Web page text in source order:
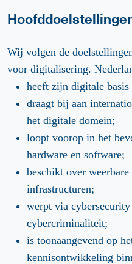
Wij volgen de
voor digitalisering.
heeft zijn digitale basis
draagt bij aan
het digitale domein;
loopt voorop in het
hardware en software;
beschikt over
infrastructuren;
werpt via
cybercriminaliteit;
is toonaangevend op
kennisontwikkeling